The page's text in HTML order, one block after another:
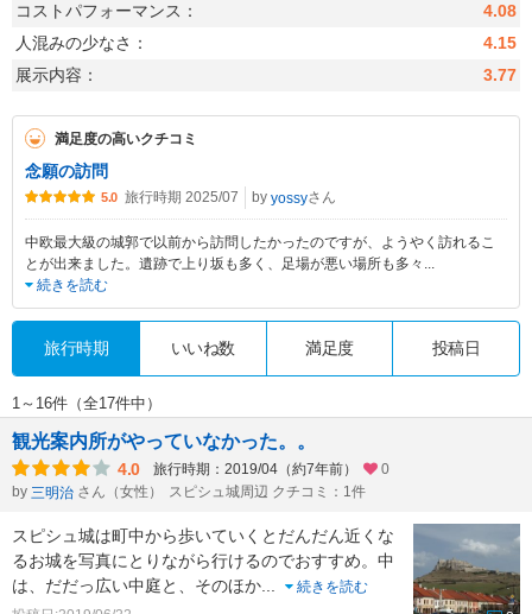
コストパフォーマンス：
4.08
人混みの少なさ：
4.15
展示内容：
3.77
満足度の高いクチコミ
念願の訪問
5.0 旅行時期 2025/07 by yossyさん
中欧最大級の城郭で以前から訪問したかったのですが、ようやく訪れるこ
とが出来ました。遺跡で上り坂も多く、足場が悪い場所も多々 ...
続きを読む
旅行時期 いいね数 満足度 投稿日
1～16件（全17件中）
観光案内所がやっていなかった。。
4.0 旅行時期：2019/04（約7年前）
0
by 三明治 さん（女性） スピシュ城周辺 クチコミ：1件
スピシュ城は町中から歩いていくとだんだん近くな
るお城を写真にとりながら行けるのでおすすめ。中
は、だだっ広い中庭と、そのほか
続きを読む